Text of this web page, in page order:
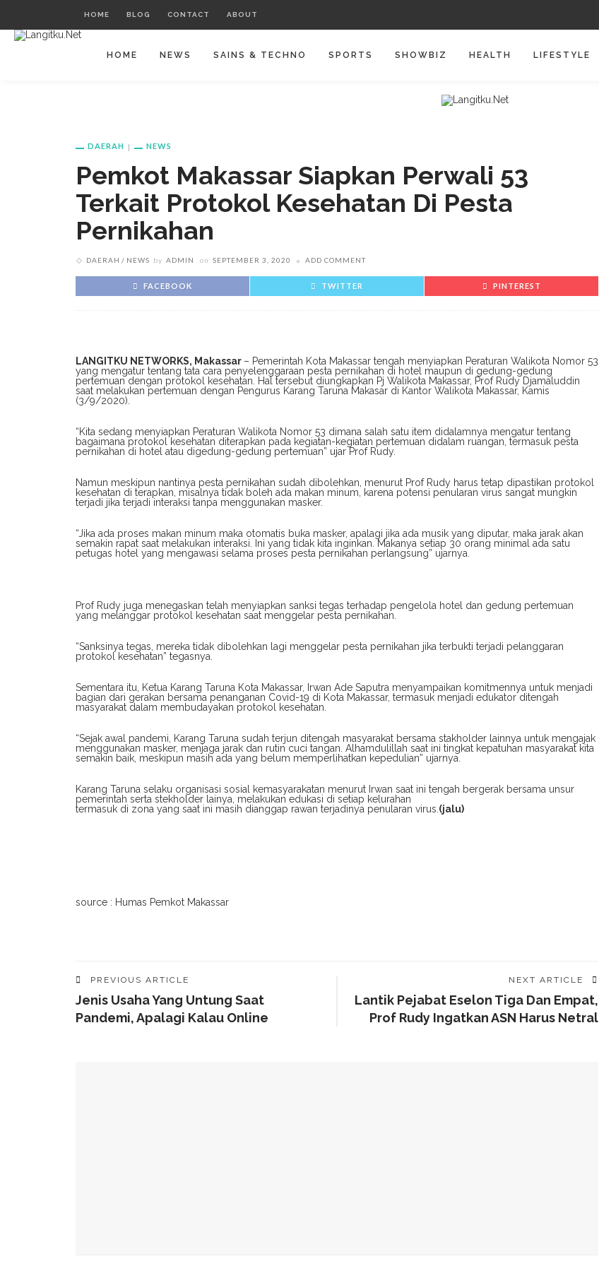
HOME BLOG CONTACT ABOUT
HOME NEWS SAINS & TECHNO SPORTS SHOWBIZ HEALTH LIFESTYLE
DAERAH NEWS
Pemkot Makassar Siapkan Perwali 53
Terkait Protokol Kesehatan Di Pesta
Pernikahan
DAERAH NEWS by ADMIN on SEPTEMBER 3, 2020 ADD COMMENT
FACEBOOK TWITTER PINTEREST
LANGITKU NETWORKS, Makassar – Pemerintah Kota Makassar tengah menyiapkan Peraturan Walikota Nomor 53
yang mengatur tentang tata cara penyelenggaraan pesta pernikahan di hotel maupun di gedung-gedung
pertemuan dengan protokol kesehatan. Hal tersebut diungkapkan Pj Walikota Makassar, Prof Rudy Djamaluddin
saat melakukan pertemuan dengan Pengurus Karang Taruna Makasar di Kantor Walikota Makassar, Kamis
(3/9/2020).
“Kita sedang menyiapkan Peraturan Walikota Nomor 53 dimana salah satu item didalamnya mengatur tentang
bagaimana protokol kesehatan diterapkan pada kegiatan-kegiatan pertemuan didalam ruangan, termasuk pesta
pernikahan di hotel atau digedung-gedung pertemuan” ujar Prof Rudy.
Namun meskipun nantinya pesta pernikahan sudah dibolehkan, menurut Prof Rudy harus tetap dipastikan protokol
kesehatan di terapkan, misalnya tidak boleh ada makan minum, karena potensi penularan virus sangat mungkin
terjadi jika terjadi interaksi tanpa menggunakan masker.
“Jika ada proses makan minum maka otomatis buka masker, apalagi jika ada musik yang diputar, maka jarak akan
semakin rapat saat melakukan interaksi. Ini yang tidak kita inginkan. Makanya setiap 30 orang minimal ada satu
petugas hotel yang mengawasi selama proses pesta pernikahan perlangsung” ujarnya.
Prof Rudy juga menegaskan telah menyiapkan sanksi tegas terhadap pengelola hotel dan gedung pertemuan
yang melanggar protokol kesehatan saat menggelar pesta pernikahan.
“Sanksinya tegas, mereka tidak dibolehkan lagi menggelar pesta pernikahan jika terbukti terjadi pelanggaran
protokol kesehatan” tegasnya.
Sementara itu, Ketua Karang Taruna Kota Makassar, Irwan Ade Saputra menyampaikan komitmennya untuk menjadi
bagian dari gerakan bersama penanganan Covid-19 di Kota Makassar, termasuk menjadi edukator ditengah
masyarakat dalam membudayakan protokol kesehatan.
“Sejak awal pandemi, Karang Taruna sudah terjun ditengah masyarakat bersama stakholder lainnya untuk mengajak
menggunakan masker, menjaga jarak dan rutin cuci tangan. Alhamdulillah saat ini tingkat kepatuhan masyarakat kita
semakin baik, meskipun masih ada yang belum memperlihatkan kepedulian” ujarnya.
Karang Taruna selaku organisasi sosial kemasyarakatan menurut Irwan saat ini tengah bergerak bersama unsur
pemerintah serta stekholder lainya, melakukan edukasi di setiap kelurahan
termasuk di zona yang saat ini masih dianggap rawan terjadinya penularan virus. (jalu)
source : Humas Pemkot Makassar
PREVIOUS ARTICLE
Jenis Usaha Yang Untung Saat
Pandemi, Apalagi Kalau Online
NEXT ARTICLE
Lantik Pejabat Eselon Tiga Dan Empat,
Prof Rudy Ingatkan ASN Harus Netral